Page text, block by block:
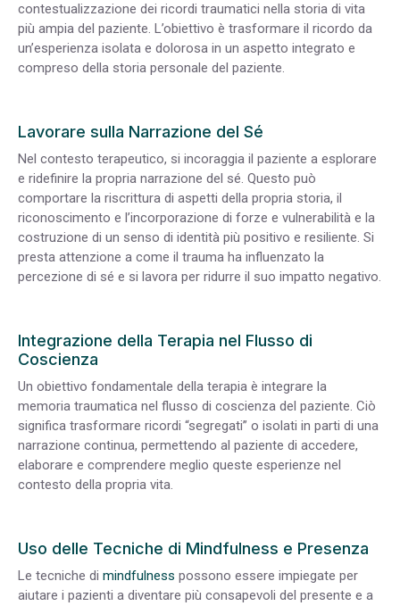
contestualizzazione dei ricordi traumatici nella storia di vita
più ampia del paziente. L’obiettivo è trasformare il ricordo da
un’esperienza isolata e dolorosa in un aspetto integrato e
compreso della storia personale del paziente.
Lavorare sulla Narrazione del Sé
Nel contesto terapeutico, si incoraggia il paziente a esplorare
e ridefinire la propria narrazione del sé. Questo può
comportare la riscrittura di aspetti della propria storia, il
riconoscimento e l’incorporazione di forze e vulnerabilità e la
costruzione di un senso di identità più positivo e resiliente. Si
presta attenzione a come il trauma ha influenzato la
percezione di sé e si lavora per ridurre il suo impatto negativo.
Integrazione della Terapia nel Flusso di
Coscienza
Un obiettivo fondamentale della terapia è integrare la
memoria traumatica nel flusso di coscienza del paziente. Ciò
significa trasformare ricordi “segregati” o isolati in parti di una
narrazione continua, permettendo al paziente di accedere,
elaborare e comprendere meglio queste esperienze nel
contesto della propria vita.
Uso delle Tecniche di Mindfulness e Presenza
Le tecniche di mindfulness possono essere impiegate per
aiutare i pazienti a diventare più consapevoli del presente e a